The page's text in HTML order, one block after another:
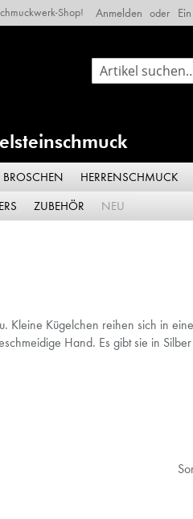
Shop! Anmelden
Suche
BROSCHEN
HERRENSCHMUCK
ZUBEHÖR NEU
Kleine Kügelchen reihen sich in
Hand. Es gibt sie in